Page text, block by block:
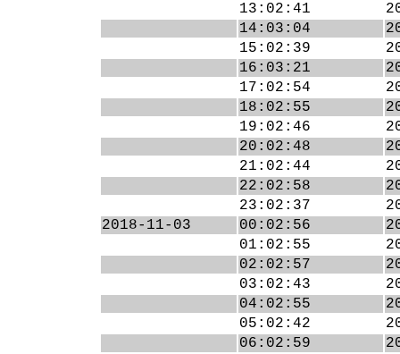
13:02:41
14:03:04
15:02:39
16:03:21
17:02:54
18:02:55
19:02:46
20:02:48
21:02:44
22:02:58
23:02:37
2018-11-03
00:02:56
01:02:55
02:02:57
03:02:43
04:02:55
05:02:42
06:02:59